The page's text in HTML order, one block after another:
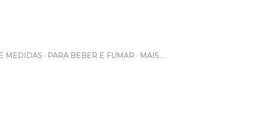
MEDIDAS PARA BEBER E FUMAR MAIS…